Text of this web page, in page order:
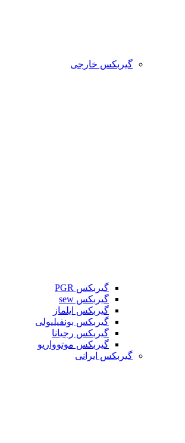
گیربکس خارجی
گیربکس PGR
گیربکس sew
گیربکس ایلماز
گیربکس بونفیلیولی
گیربکس رجیانا
گیربکس موتوواریو
گیربکس ایرانی